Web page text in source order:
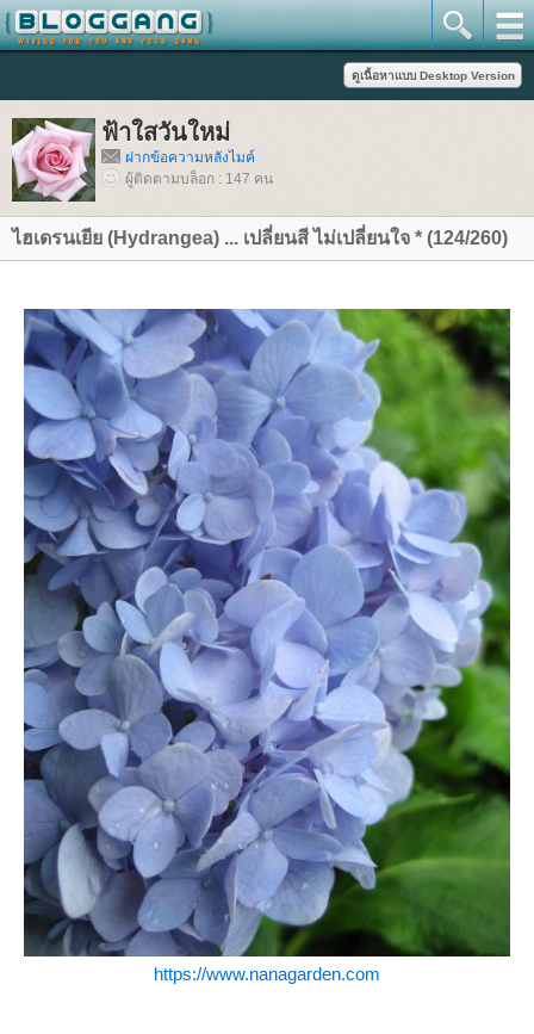
ฟ้าใสวันใหม่
ฝากข้อความหลังไมค์
ผู้ติดตามบล็อก : 147 คน
ไฮเดรนเยีย (Hydrangea) ... เปลี่ยนสี ไม่เปลี่ยนใจ * (124/260)
https://www.nanagarden.com